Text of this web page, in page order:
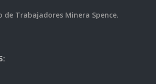
de Trabajadores Minera Spence.